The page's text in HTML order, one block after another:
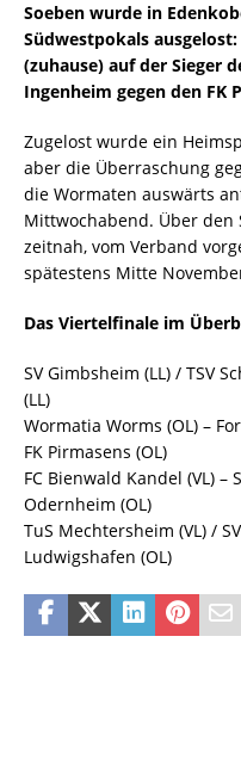
Soeben wurde in
Südwestpokals
(zuhause) auf der Sieger
Ingenheim gegen den FK
Zugelost wurde ein
aber die Überraschung
die Wormaten auswärts
Mittwochabend. Über
zeitnah, vom Verband
spätestens Mitte
Das Viertelfinale im
SV Gimbsheim (LL) / TSV
(LL)
Wormatia Worms (OL) –
FK Pirmasens (OL)
FC Bienwald Kandel (VL) –
Odernheim (OL)
TuS Mechtersheim (VL) /
Ludwigshafen (OL)